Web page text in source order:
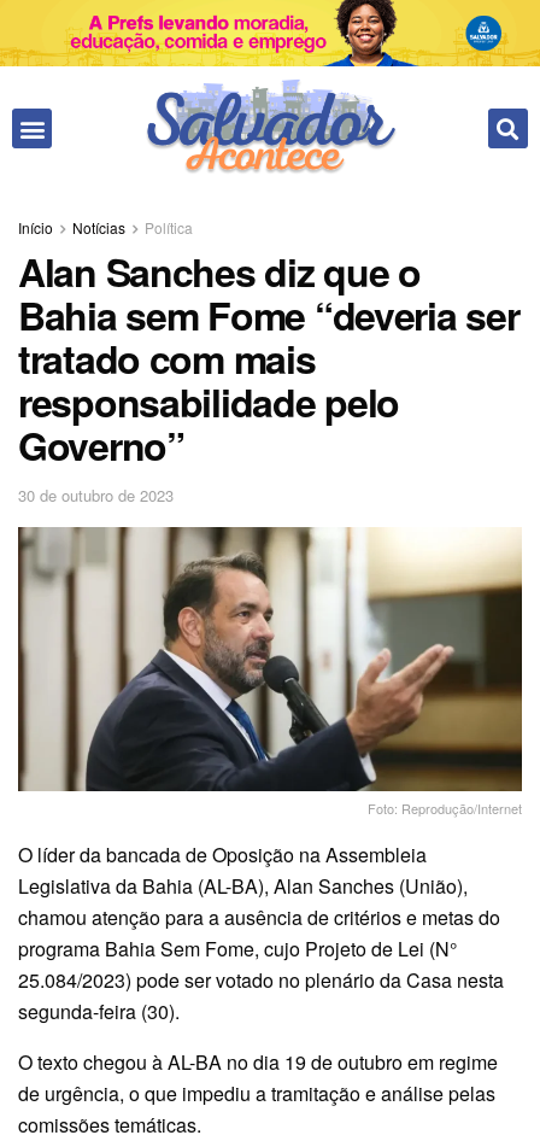
Início Notícias Política
Alan Sanches diz que o
Bahia sem Fome “deveria ser
tratado com mais
responsabilidade pelo
Governo”
30 de outubro de 2023
Foto: Reprodução/Internet
O líder da bancada de Oposição na Assembleia
Legislativa da Bahia (AL-BA), Alan Sanches (União),
chamou atenção para a ausência de critérios e metas do
programa Bahia Sem Fome, cujo Projeto de Lei (N°
25.084/2023) pode ser votado no plenário da Casa nesta
segunda-feira (30).
O texto chegou à AL-BA no dia 19 de outubro em regime
de urgência, o que impediu a tramitação e análise pelas
comissões temáticas.